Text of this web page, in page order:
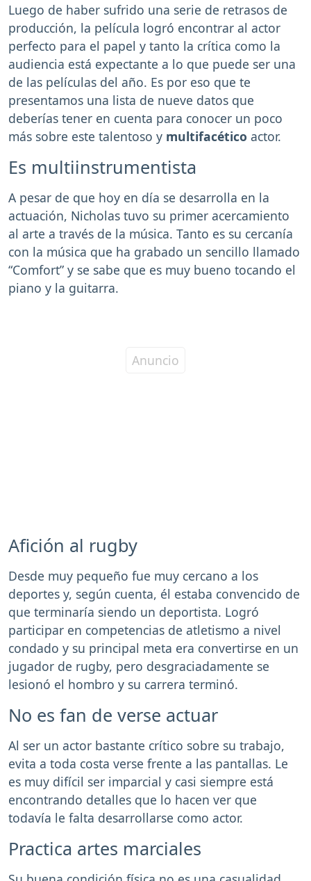
Luego de haber sufrido una serie de retrasos de
producción, la película logró encontrar al actor
perfecto para el papel y tanto la crítica como la
audiencia está expectante a lo que puede ser una
de las películas del año. Es por eso que te
presentamos una lista de nueve datos que
deberías tener en cuenta para conocer un poco
más sobre este talentoso y multifacético actor.
Es multiinstrumentista
A pesar de que hoy en día se desarrolla en la
actuación, Nicholas tuvo su primer acercamiento
al arte a través de la música. Tanto es su cercanía
con la música que ha grabado un sencillo llamado
“Comfort” y se sabe que es muy bueno tocando el
piano y la guitarra.
Afición al rugby
Desde muy pequeño fue muy cercano a los
deportes y, según cuenta, él estaba convencido de
que terminaría siendo un deportista. Logró
participar en competencias de atletismo a nivel
condado y su principal meta era convertirse en un
jugador de rugby, pero desgraciadamente se
lesionó el hombro y su carrera terminó.
No es fan de verse actuar
Al ser un actor bastante crítico sobre su trabajo,
evita a toda costa verse frente a las pantallas. Le
es muy difícil ser imparcial y casi siempre está
encontrando detalles que lo hacen ver que
todavía le falta desarrollarse como actor.
Practica artes marciales